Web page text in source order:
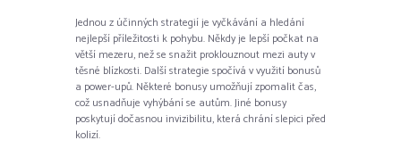
Jednou z účinných strategií je vyčkávání a hledání
nejlepší příležitosti k pohybu. Někdy je lepší počkat na
větší mezeru, než se snažit proklouznout mezi auty v
těsné blízkosti. Další strategie spočívá v využití bonusů
a power-upů. Některé bonusy umožňují zpomalit čas,
což usnadňuje vyhýbání se autům. Jiné bonusy
poskytují dočasnou invizibilitu, která chrání slepici před
kolizí.